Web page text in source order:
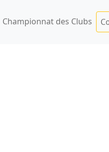
Championnat des Clubs